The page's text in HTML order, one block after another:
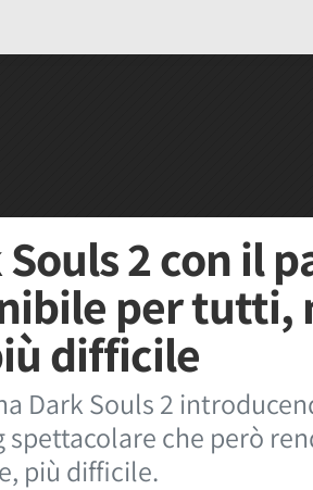
2 con il
per tutti,
difficile
Dark Souls 2
spettacolare che però
più difficile.